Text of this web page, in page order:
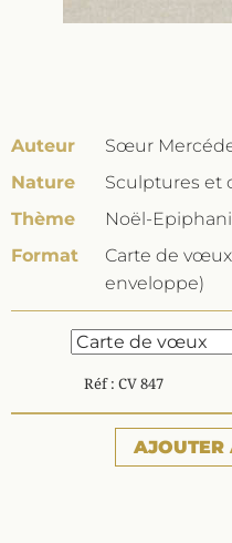
Auteur
Sœur
Nature
Sculptures et
Thème
Noël-
Format
Carte de vœux
enveloppe)
Réf : CV 847
AJOUTER